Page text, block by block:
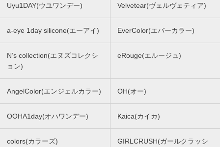
Uyu1DAY(ウユワンデー) Velvetear(ヴェルヴェティア)
a-eye 1day silicone(エーアイ) EverColor(エバーカラー)
N’s collection(エヌズコレクシ
ョン)
eRouge(エルージュ)
AngelColor(エンジェルカラー) OH(オー)
OOHA1day(オハワンデー) Kaica(カイカ)
colors(カラーズ)
GIRLCRUSH(ガールクラッシ